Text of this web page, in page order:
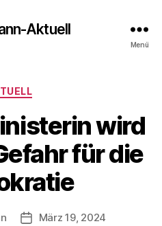
Aktuell
Menü
Kategorien
wird
für die
Veröffentlichungsdatum
März 19, 2024